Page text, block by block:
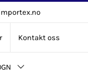
Kontakt oss